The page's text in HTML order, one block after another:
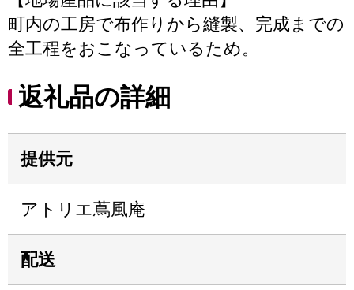
町内の工房で布作りから縫製、完成までの
全工程をおこなっているため。
返礼品の詳細
提供元
アトリエ蔦風庵
配送